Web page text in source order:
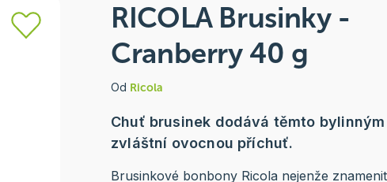
RICOLA Brusinky -
Cranberry 40 g
Od Ricola
Chuť brusinek dodává těmto bylinným
zvláštní ovocnou příchuť.
Brusinkové bonbony Ricola nejenže